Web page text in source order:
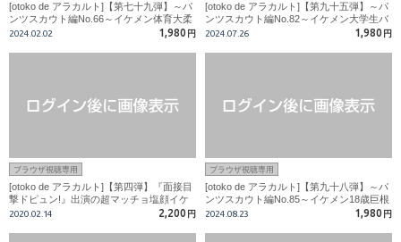
[otoko de アラカルト]【第七十九弾】～パ
ンツスカウト編No.66～イケメン体育大柔
道部員！男は嫌なのに寸止弄ばれチンポは
2024.02.02 1,980 円
[otoko de アラカルト]【第九十五弾】～パ
ンツスカウト編No.82～イケメン大学生バ
トミントン部員!エロい声がダダ漏れ！！
2024.07.26 1,980 円
ブラウザ視聴専用
[otoko de アラカルト]【第四弾】『面接目
撃ドピュン!』出演の超マッチョ塩顔イケ
メン、飲酒セックスで男鳴き!!全身ビショ
2020.02.14 2,200 円
ブラウザ視聴専用
[otoko de アラカルト]【第九十八弾】～パ
ンツスカウト編No.85～イケメン18歳巨根
サッカー部員!カメラマンのチンポを強引
2024.08.23 1,980 円